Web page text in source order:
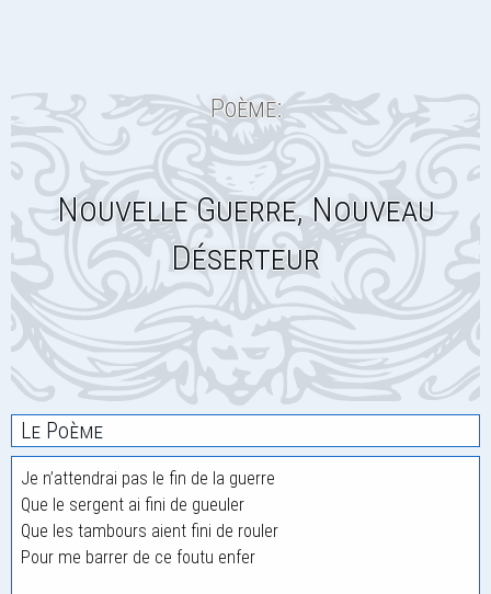
Poème:
Nouvelle Guerre, Nouveau
Déserteur
Le Poème
Je n’attendrai pas le fin de la guerre
Que le sergent ai fini de gueuler
Que les tambours aient fini de rouler
Pour me barrer de ce foutu enfer